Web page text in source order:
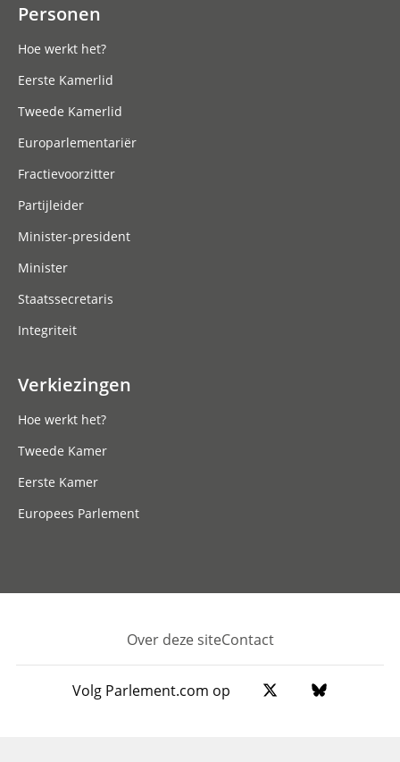
Personen
Hoe werkt het?
Eerste Kamerlid
Tweede Kamerlid
Europarlementariër
Fractievoorzitter
Partijleider
Minister-president
Minister
Staatssecretaris
Integriteit
Verkiezingen
Hoe werkt het?
Tweede Kamer
Eerste Kamer
Europees Parlement
Footer
Over deze siteContact
Volg Parlement.com op